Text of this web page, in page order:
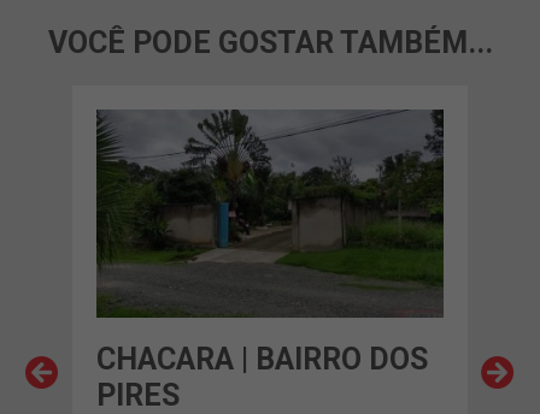
VOCÊ PODE GOSTAR TAMBÉM...
CHACARA | BAIRRO DOS
PIRES